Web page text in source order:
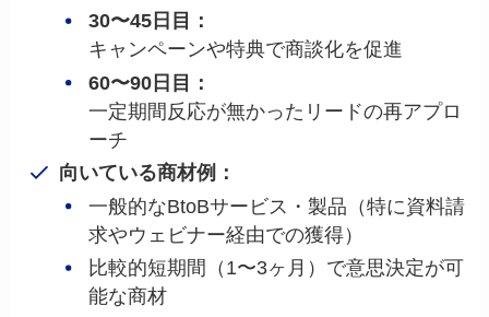
30〜45日目：
キャンペーンや特典で商談化を促進
60〜90日目：
一定期間反応が無かったリードの再アプロ
ーチ
向いている商材例：
一般的なBtoBサービス・製品（特に資料請
求やウェビナー経由での獲得）
比較的短期間（1〜3ヶ月）で意思決定が可
能な商材